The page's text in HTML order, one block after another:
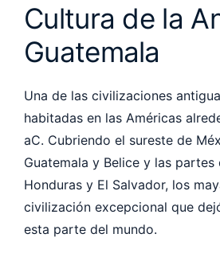
Cultura de la
Guatemala
Una de las civilizaciones
habitadas en las Américas
aC. Cubriendo el sureste de
Guatemala y Belice y las
Honduras y El Salvador, los
civilización excepcional que
esta parte del mundo.